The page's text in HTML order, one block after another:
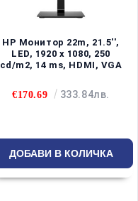
HP Монитор 22m, 21.5'',
LED, 1920 x 1080, 250
cd/m2, 14 ms, HDMI, VGA
€170.69 333.84лв.